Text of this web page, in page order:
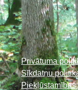
Privātuma
Sīkdatņu